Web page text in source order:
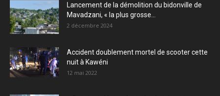
Lancement de la démolition du bidonville de
Mavadzani, « la plus grosse...
2 décembre 2024
Accident doublement mortel de scooter cette
nuit à Kawéni
12 mai 2022